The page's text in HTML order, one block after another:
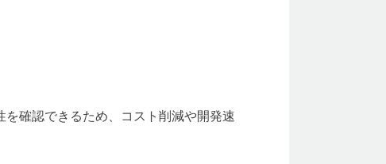
確認できるため、コスト削減や開発速